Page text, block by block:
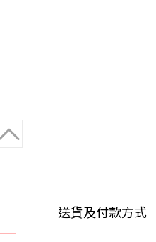
送貨及付款方式